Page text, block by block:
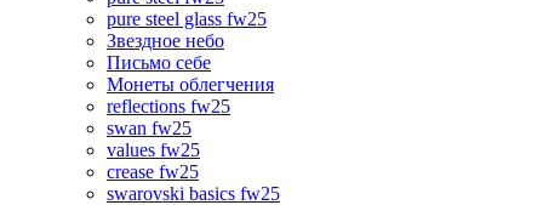
pure steel glass fw25
Звездное небо
Письмо себе
Монеты облегчения
reflections fw25
swan fw25
values fw25
crease fw25
swarovski basics fw25